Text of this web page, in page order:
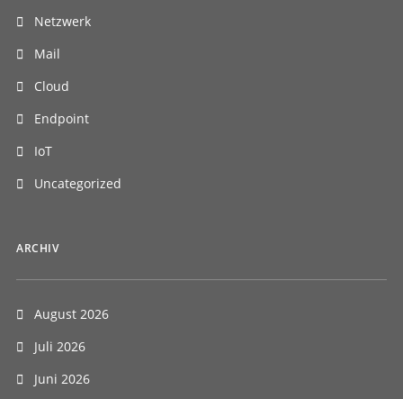
Netzwerk
Mail
Cloud
Endpoint
IoT
Uncategorized
ARCHIV
August 2026
Juli 2026
Juni 2026